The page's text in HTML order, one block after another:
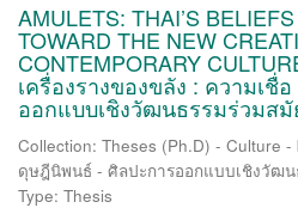
AMULETS: THAI’S
TOWARD THE NEW
CONTEMPORARY
เครื่องรางของขลัง : ความเชื่
ออกแบบเชิงวัฒนธรรมร่วมสมั
Collection: Theses (Ph.D) - Culture
ดุษฎีนิพนธ์ - ศิลปะการออกแบบเชิงวัฒน
Type: Thesis